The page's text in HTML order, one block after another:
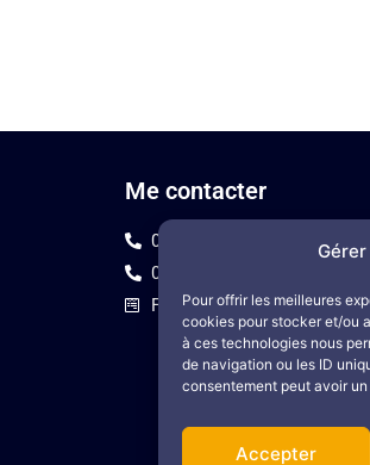
Pour offrir les meilleures
cookies pour stocker et/ou
à ces technologies nous
de navigation ou les ID
consentement peut avoir
Accepter
Me contacter
02 43 71 17 08
06 81 51 40 30
Formulaire de contact